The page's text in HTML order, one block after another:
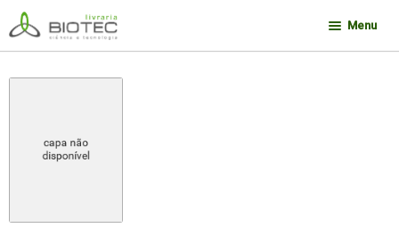
Pular
para
navegação
Pular
para
o
conteúdo
Menu